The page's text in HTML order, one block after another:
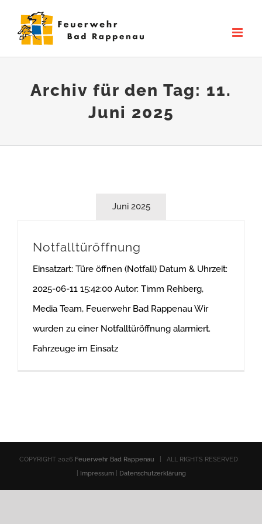
Inhalt
Archiv für den Tag: 11.
Juni 2025
Juni 2025
Notfalltüröffnung
Einsatzart: Türe öffnen (Notfall) Datum & Uhrzeit:
2025-06-11 15:42:00 Autor: Timm Rehberg,
Media Team, Feuerwehr Bad Rappenau Wir
wurden zu einer Notfalltüröffnung alarmiert.
Fahrzeuge im Einsatz
COPYRIGHT 2026 Feuerwehr Bad Rappenau | ALL RIGHTS RESERVED
Impressum Datenschutzerklärung